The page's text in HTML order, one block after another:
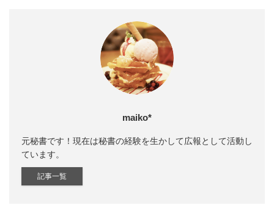
maiko*
元秘書です！現在は秘書の経験を生かして広報として活動し
ています。
記事一覧